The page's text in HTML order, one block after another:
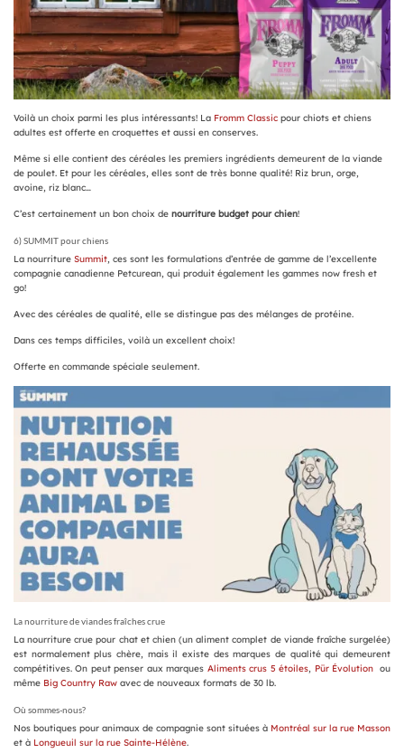
Voilà un choix parmi les plus intéressants! La Fromm Classic pour chiots et chiens
adultes est offerte en croquettes et aussi en conserves.
Même si elle contient des céréales les premiers ingrédients demeurent de la viande
de poulet. Et pour les céréales, elles sont de très bonne qualité! Riz brun, orge,
avoine, riz blanc…
C’est certainement un bon choix de nourriture budget pour chien!
6) SUMMIT pour chiens
La nourriture Summit, ces sont les formulations d’entrée de gamme de l’excellente
compagnie canadienne Petcurean, qui produit également les gammes now fresh et
go!
Avec des céréales de qualité, elle se distingue pas des mélanges de protéine.
Dans ces temps difficiles, voilà un excellent choix!
Offerte en commande spéciale seulement.
La nourriture de viandes fraîches crue
La nourriture crue pour chat et chien (un aliment complet de viande fraîche surgelée)
est normalement plus chère, mais il existe des marques de qualité qui demeurent
compétitives. On peut penser aux marques Aliments crus 5 étoiles, Pür Évolution ou
même Big Country Raw avec de nouveaux formats de 30 lb.
Où sommes-nous?
Nos boutiques pour animaux de compagnie sont situées à Montréal sur la rue Masson
et à Longueuil sur la rue Sainte-Hélène.